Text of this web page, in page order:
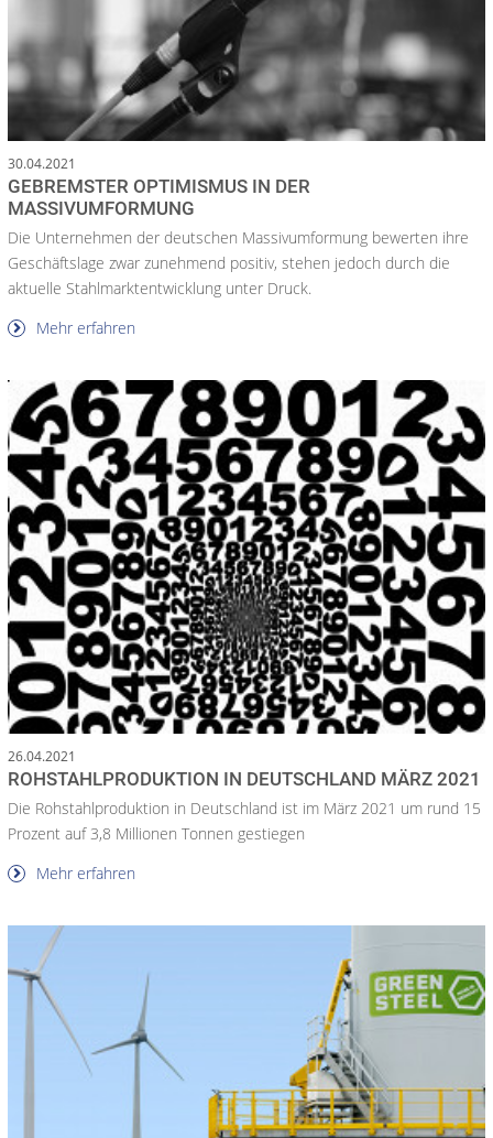
30.04.2021
GEBREMSTER OPTIMISMUS IN DER
MASSIVUMFORMUNG
Die Unternehmen der deutschen Massivumformung bewerten ihre
Geschäftslage zwar zunehmend positiv, stehen jedoch durch die
aktuelle Stahlmarktentwicklung unter Druck.
Mehr erfahren
26.04.2021
ROHSTAHLPRODUKTION IN DEUTSCHLAND MÄRZ 2021
Die Rohstahlproduktion in Deutschland ist im März 2021 um rund 15
Prozent auf 3,8 Millionen Tonnen gestiegen
Mehr erfahren